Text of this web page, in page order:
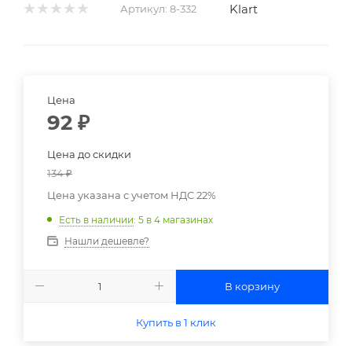
Артикул: 8-332 Klart
Цена
92 ₽
Цена до скидки
134₽
Цена указана с учетом НДС 22%
Есть в наличии: 5 в 4 магазинах
Нашли дешевле?
В корзину
Купить в 1 клик